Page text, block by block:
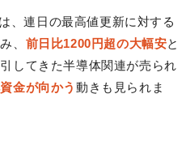
、連日の最高値更新に対する
、 前日比1200円超の大幅安と
してきた半導体関連が売られ
金が向かう動きも見られま